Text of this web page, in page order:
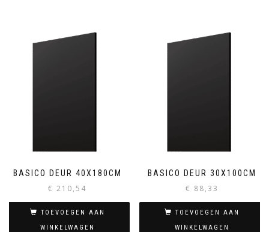
BASICO DEUR 40X180CM
€ 210,54
TOEVOEGEN AAN
WINKELWAGEN
BASICO DEUR 30X100CM
€ 88,33
TOEVOEGEN AAN
WINKELWAGEN